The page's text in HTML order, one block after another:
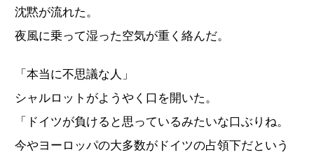
沈黙が流れた。
夜風に乗って湿った空気が重く絡んだ。
「本当に不思議な人」
シャルロットがようやく口を開いた。
「ドイツが負けると思っているみたいな口ぶりね。
今やヨーロッパの大多数がドイツの占領下だという